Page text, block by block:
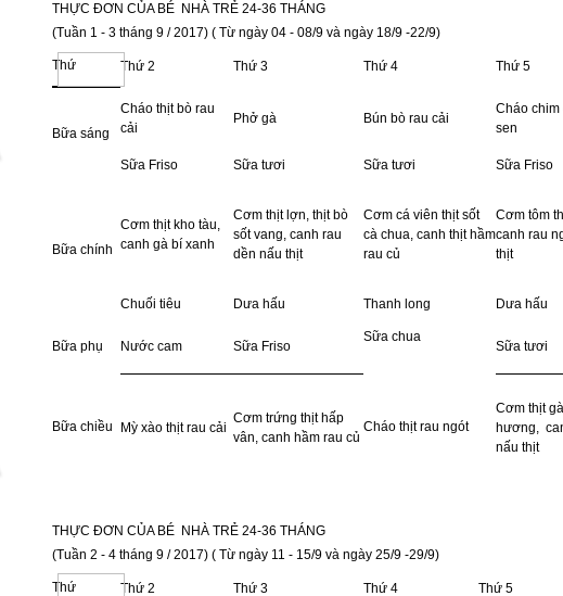
THỰC ĐƠN CỦA BÉ NHÀ TRẺ 24-36 THÁNG
(Tuần 1 - 3 tháng 9 / 2017) ( Từ ngày 04 - 08/9 và ngày 18/9 -22/9)
Thứ Thứ 2 Thứ 3 Thứ 4 Thứ 5
Bữa sáng
Cháo thịt bò rau
cải
Phở gà Bún bò rau cải
Cháo chim
sen
Sữa Friso Sữa tươi Sữa tươi Sữa Friso
Bữa chính
Cơm thịt kho tàu,
canh gà bí xanh
Cơm thịt lợn, thịt bò
sốt vang, canh rau
dền nấu thịt
Cơm cá viên thịt sốt
cà chua, canh thịt hầm
rau củ
Cơm tôm
canh rau
thịt
Chuối tiêu Dưa hấu Thanh long Dưa hấu
Bữa phụ Nước cam Sữa Friso
Sữa chua
Sữa tươi
Bữa chiều Mỳ xào thịt rau cải
Cơm trứng thịt hấp
vân, canh hầm rau củ
Cháo thịt rau ngót
Cơm thịt
hương,
nấu thịt
THỰC ĐƠN CỦA BÉ NHÀ TRẺ 24-36 THÁNG
(Tuần 2 - 4 tháng 9 / 2017) ( Từ ngày 11 - 15/9 và ngày 25/9 -29/9)
Thứ Thứ 2 Thứ 3 Thứ 4 Thứ 5